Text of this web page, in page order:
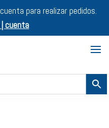
para realizar pedidos.
cuenta